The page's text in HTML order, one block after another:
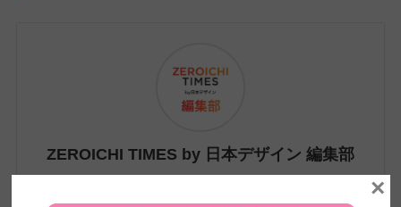
ZEROICHI TIMES by 日本デザイン 編集部
×